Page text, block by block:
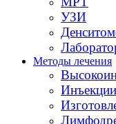
УЗИ
Методы лечения